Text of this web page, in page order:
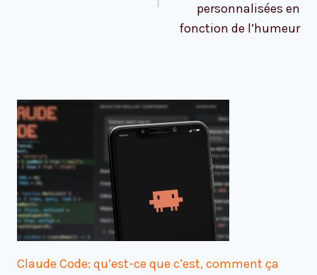
personnalisées en
fonction de l’humeur
Claude Code: qu’est-ce que c’est, comment ça